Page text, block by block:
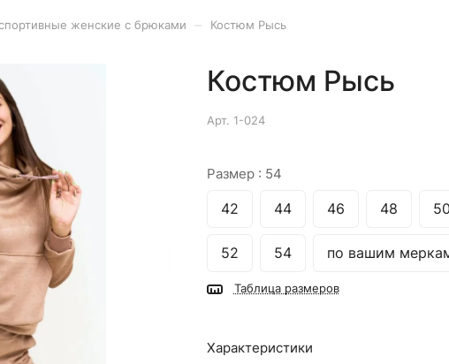
женские с брюками Костюм Рысь
Костюм Рысь
Арт. 1-024
Размер : 54
42 44 46 48 50
52 54 по вашим
Таблица размеров
Характеристики